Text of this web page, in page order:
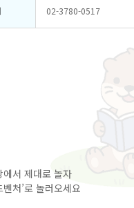
02-3780-0517
에서 제대로 놀자
벤처’로 놀러오세요